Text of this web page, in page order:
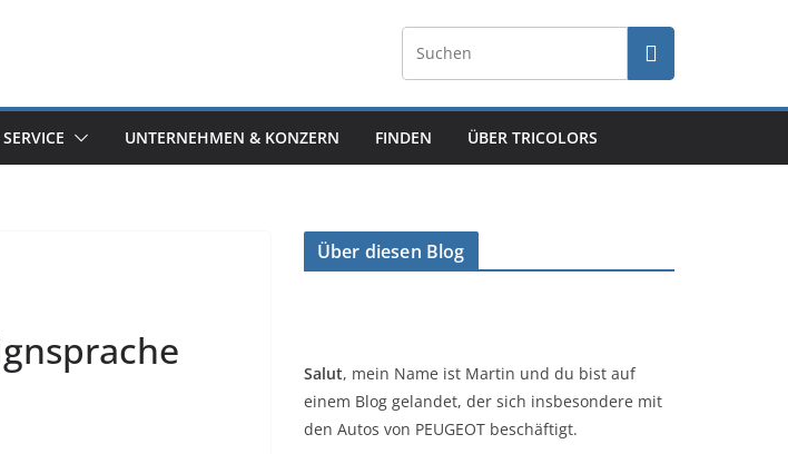
UNTERNEHMEN & KONZERN FINDEN ÜBER TRICOLORS
Über diesen Blog
Salut, mein Name ist Martin und du bist auf
einem Blog gelandet, der sich insbesondere mit
den Autos von PEUGEOT beschäftigt.